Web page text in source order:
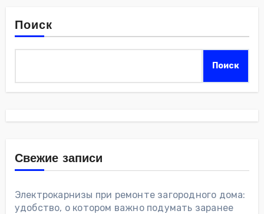
Поиск
Поиск
Свежие записи
Электрокарнизы при ремонте загородного дома:
удобство, о котором важно подумать заранее